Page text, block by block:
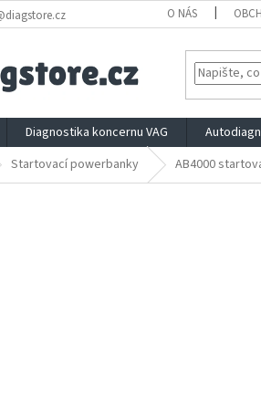
O NÁS
Diagnostika koncernu VAG
Startovací powerbanky AB4000